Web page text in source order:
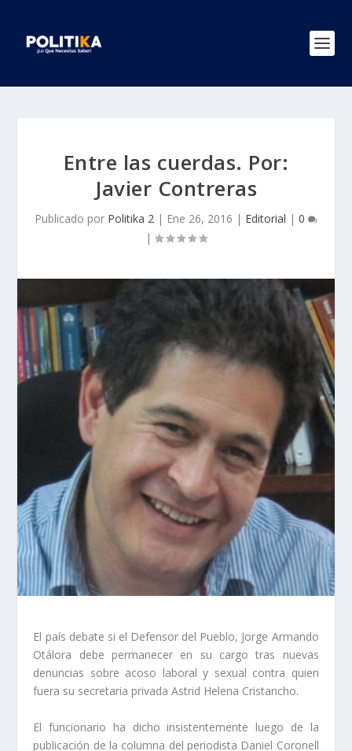
Entre las cuerdas. Por:
Javier Contreras
Publicado por Politika 2 | Ene 26, 2016 | Editorial | 0
|
El país debate si el Defensor del Pueblo, Jorge Armando
Otálora debe permanecer en su cargo tras nuevas
denuncias sobre acoso laboral y sexual contra quien
fuera su secretaria privada Astrid Helena Cristancho.
El funcionario ha dicho insistentemente luego de la
publicación de la columna del periodista Daniel Coronell